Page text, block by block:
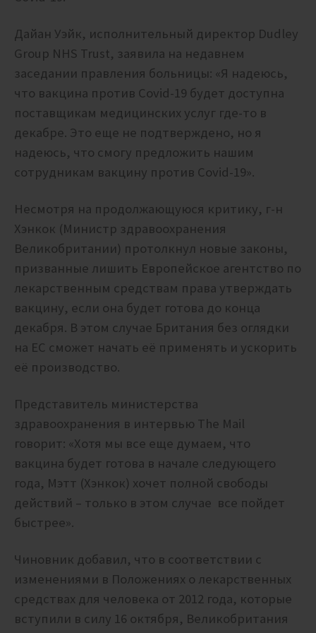
Дайан Уэйк, исполнительный директор Dudley
Group NHS Trust, заявила на недавнем
заседании правления больницы: «Я надеюсь,
что вакцина против Covid-19 будет доступна
поставщикам медицинских услуг где-то в
декабре. Это еще не подтверждено, но я
надеюсь, что смогу предложить нашим
сотрудникам вакцину против Covid-19».
Несмотря на продолжающуюся критику, г-н
Хэнкок (Министр здравоохранения
Великобритании) протолкнул новые законы,
призванные лишить Европейское агентство по
лекарственным средствам права утверждать
вакцину, если она будет готова до конца
декабря. В этом случае Британия без оглядки
на ЕС сможет начать её применять и ускорить
её производство.
Представитель министерства
здравоохранения в интервью The Mail
говорит: «Хотя мы все еще думаем, что
вакцина будет готова в начале следующего
года, Мэтт (Хэнкок) хочет полной свободы
действий – только в этом случае все пойдет
быстрее».
Чиновник добавил, что в соответствии с
изменениями в Положениях о лекарственных
средствах для человека от 2012 года, которые
вступили в силу 16 октября, Великобритания